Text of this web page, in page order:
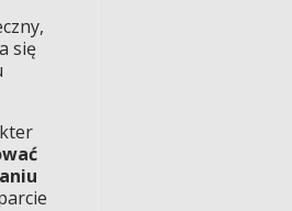
się